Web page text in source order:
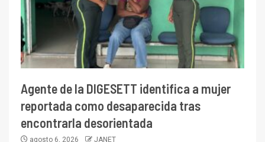
Agente de la DIGESETT identifica a mujer
reportada como desaparecida tras
encontrarla desorientada
agosto 6, 2026 JANET